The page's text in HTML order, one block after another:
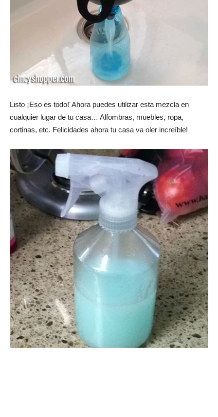
Listo ¡Eso es todo!´Ahora puedes utilizar esta mezcla en
cualquier lugar de tu casa… Alfombras, muebles, ropa,
cortinas, etc. Felicidades ahora tu casa va oler increíble!